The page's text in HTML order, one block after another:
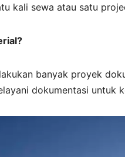
kali sewa atau satu
banyak proyek
dokumentasi untuk